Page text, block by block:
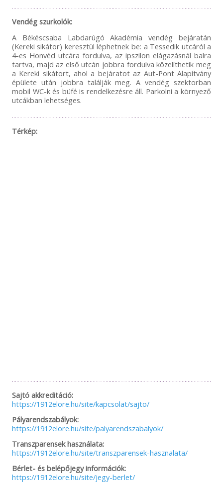
Vendég szurkolók:
A Békéscsaba Labdarúgó Akadémia vendég bejáratán
(Kereki sikátor) keresztül léphetnek be: a Tessedik utcáról a
4-es Honvéd utcára fordulva, az ipszilon elágazásnál balra
tartva, majd az első utcán jobbra fordulva közelíthetik meg
a Kereki sikátort, ahol a bejáratot az Aut-Pont Alapítvány
épülete után jobbra találják meg. A vendég szektorban
mobil WC-k és büfé is rendelkezésre áll. Parkolni a környező
utcákban lehetséges.
Térkép:
Sajtó akkreditáció:
https://1912elore.hu/site/kapcsolat/sajto/
Pályarendszabályok:
https://1912elore.hu/site/palyarendszabalyok/
Transzparensek használata:
https://1912elore.hu/site/transzparensek-hasznalata/
Bérlet- és belépőjegy információk:
https://1912elore.hu/site/jegy-berlet/